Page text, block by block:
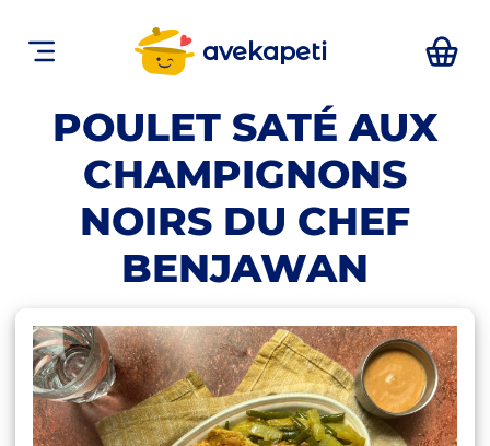
avekapeti
POULET SATÉ AUX
CHAMPIGNONS
NOIRS DU CHEF
BENJAWAN